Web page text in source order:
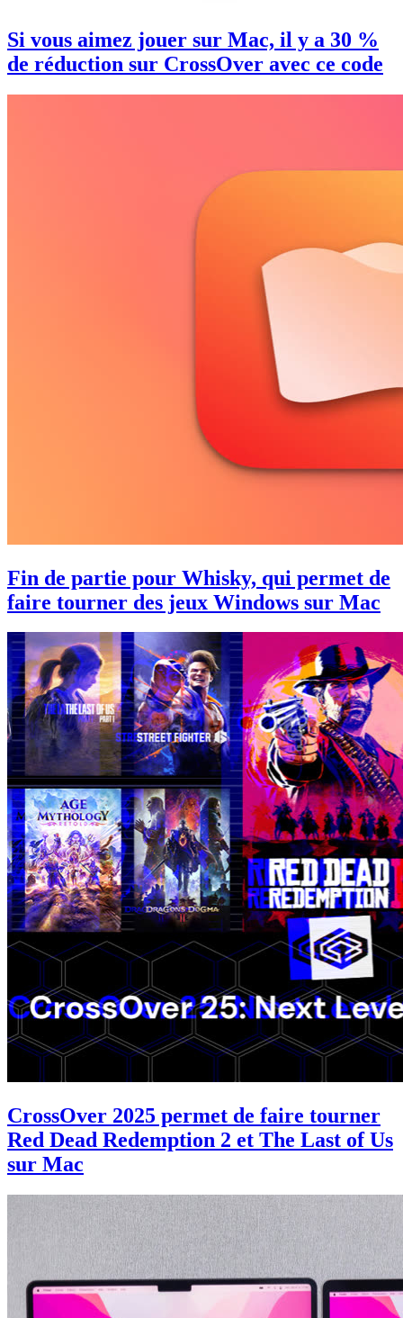
Si vous aimez jouer sur Mac, il y a 30 %
de réduction sur CrossOver avec ce code
Fin de partie pour Whisky, qui permet de
faire tourner des jeux Windows sur Mac
CrossOver 2025 permet de faire tourner
Red Dead Redemption 2 et The Last of Us
sur Mac